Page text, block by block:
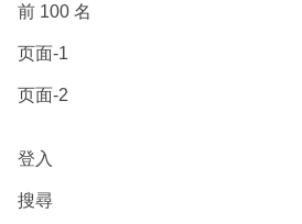
前 100 名
页面-1
页面-2
登入
搜尋